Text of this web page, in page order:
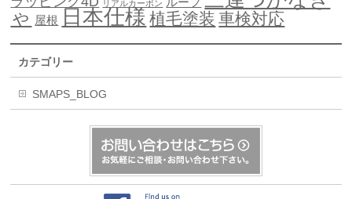
リアルカーボン
ゃ 屋根 日本仕様 植毛塗装 車検対応
カテゴリー
SMAPS_BLOG